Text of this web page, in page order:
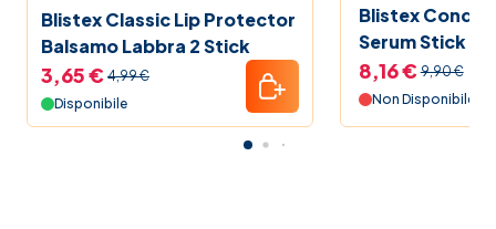
Blistex Classic Lip Protector
Balsamo Labbra 2 Stick
3,65 € 4,99 €
Disponibile
Blistex
Serum Stick
8,16 € 9,90 €
Non Disponibile